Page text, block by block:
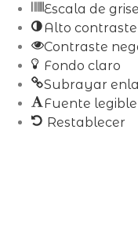
Escala de
Alto contraste
Contraste
Fondo claro
Subrayar
Fuente legible
Restablecer